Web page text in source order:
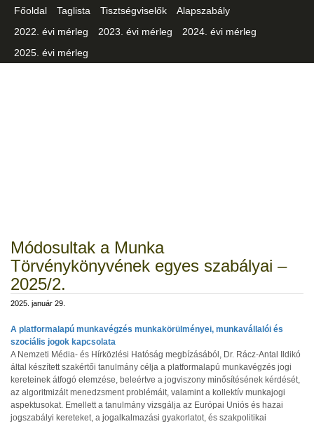
Főoldal Taglista Tisztségviselők
Alapszabály
2022. évi mérleg
2023. évi mérleg
2024. évi mérleg
2025. évi mérleg
Módosultak a Munka
Törvénykönyvének egyes szabályai –
2025/2.
2025. január 29.
A platformalapú munkavégzés munkakörülményei, munkavállalói és
szociális jogok kapcsolata
A Nemzeti Média- és Hírközlési Hatóság megbízásából, Dr. Rácz-Antal Ildikó
által készített szakértői tanulmány célja a platformalapú munkavégzés jogi
kereteinek átfogó elemzése, beleértve a jogviszony minősítésének kérdését,
az algoritmizált menedzsment problémáit, valamint a kollektív munkajogi
aspektusokat. Emellett a tanulmány vizsgálja az Európai Uniós és hazai
jogszabályi kereteket, a jogalkalmazási gyakorlatot, és szakpolitikai